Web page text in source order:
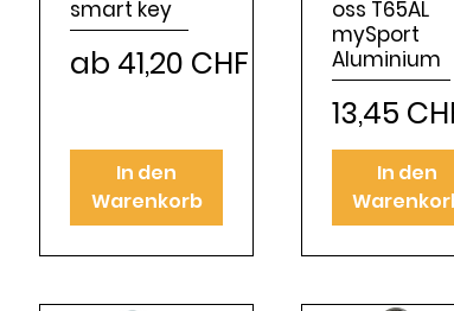
smart key
ab 41,20 CHF
Sale-Preis
In den
Warenkorb
oss T65AL
mySport
Aluminium
Preis
13,45
In den